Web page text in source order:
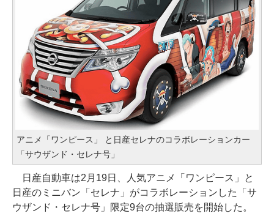
アニメ「ワンピース」 と日産セレナのコラボレーションカー
「サウザンド・セレナ号」
日産自動車は2月19日、人気アニメ「ワンピース」と
日産のミニバン「セレナ」がコラボレーションした「サ
ウザンド・セレナ号」限定9台の抽選販売を開始した。